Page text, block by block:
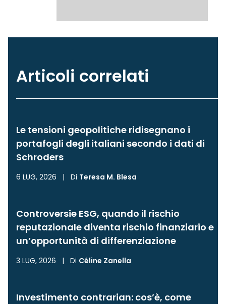
Articoli correlati
Le tensioni geopolitiche ridisegnano i
portafogli degli italiani secondo i dati di
Schroders
6 LUG, 2026 | Di Teresa M. Blesa
Controversie ESG, quando il rischio
reputazionale diventa rischio finanziario e
un’opportunità di differenziazione
3 LUG, 2026 | Di Céline Zanella
Investimento contrarian: cos’è, come